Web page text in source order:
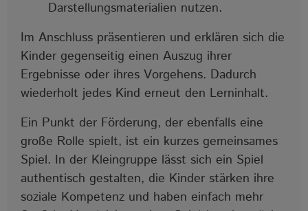
Darstellungsmaterialien nutzen.
Im Anschluss präsentieren und erklären sich die
Kinder gegenseitig einen Auszug ihrer
Ergebnisse oder ihres Vorgehens. Dadurch
wiederholt jedes Kind erneut den Lerninhalt.
Ein Punkt der Förderung, der ebenfalls eine
große Rolle spielt, ist ein kurzes gemeinsames
Spiel. In der Kleingruppe lässt sich ein Spiel
authentisch gestalten, die Kinder stärken ihre
soziale Kompetenz und haben einfach mehr